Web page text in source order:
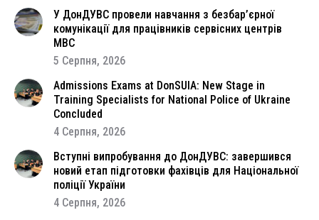
У ДонДУВС провели навчання з безбар’єрної
комунікації для працівників сервісних центрів
МВС
5 Серпня, 2026
Admissions Exams at DonSUIA: New Stage in
Training Specialists for National Police of Ukraine
Concluded
4 Серпня, 2026
Вступні випробування до ДонДУВС: завершився
новий етап підготовки фахівців для Національної
поліції України
4 Серпня, 2026